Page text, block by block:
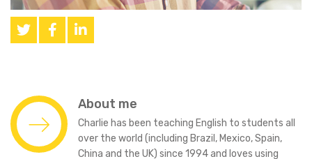
About me
Charlie has been teaching English to students all
over the world (including Brazil, Mexico, Spain,
China and the UK) since 1994 and loves using